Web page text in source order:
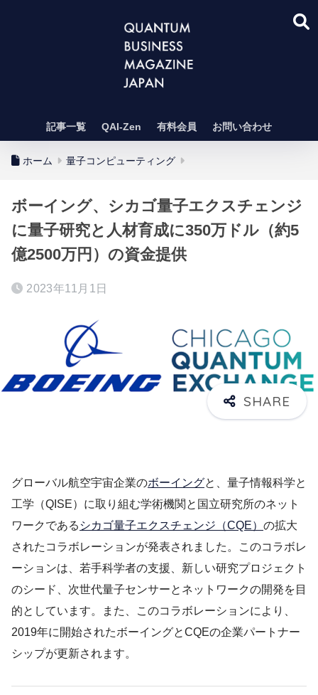
記事一覧 QAI-Zen 有料会員 お問い合わせ
ホーム 量子コンピューティング
ボーイング、シカゴ量子エクスチェンジ
に量子研究と人材育成に350万ドル（約5
億2500万円）の資金提供
2023年11月1日
グローバル航空宇宙企業のボーイングと、量子情報科学と
工学（QISE）に取り組む学術機関と国立研究所のネット
ワークである シカゴ量子エクスチェンジ（CQE） の拡大
されたコラボレーションが発表されました。このコラボレ
ーションは、若手科学者の支援、新しい研究プロジェクト
のシード、次世代量子センサーとネットワークの開発を目
的としています。また、このコラボレーションにより、
2019年に開始されたボーイングとCQEの企業パートナー
シップが更新されます。